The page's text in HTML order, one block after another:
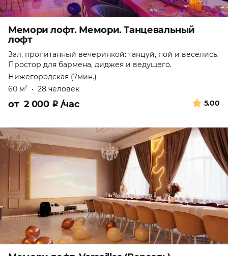
Мемори лофт. Мемори. Танцевальный
лофт
Зал, пропитанный вечеринкой: танцуй, пой и веселись.
Простор для бармена, диджея и ведущего.
Нижегородская (7мин.)
60 м2 • 28 человек
5.00
от 2 000 ₽ /час